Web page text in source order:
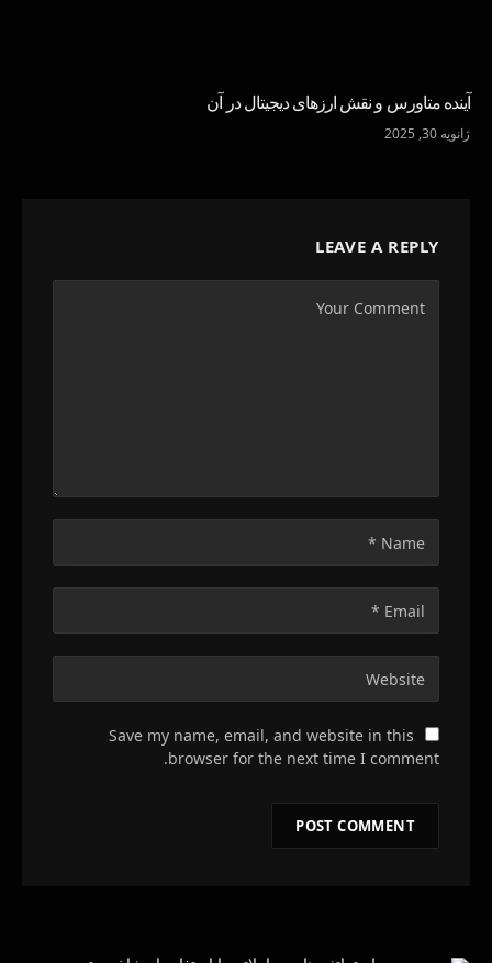
آینده متاورس و نقش ارزهای دیجیتال در آن
ژانویه 30, 2025
LEAVE A REPLY
Save my name, email, and website in this
browser for the next time I comment.